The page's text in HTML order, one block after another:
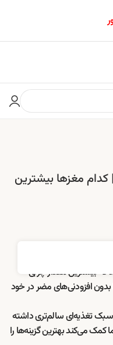
مغزها بیشترین
که بیشترین مقدار چربی
افزودنی‌های مضر در خود
تغذیه‌ای سالم‌تری داشته
کمک می‌کند بهترین گزینه‌ها را